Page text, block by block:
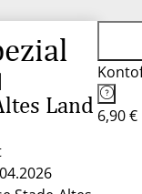
Land 6,90 €